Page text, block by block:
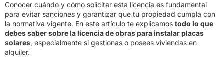
Conocer cuándo y cómo solicitar esta licencia es fundamental
para evitar sanciones y garantizar que tu propiedad cumpla con
la normativa vigente. En este artículo te explicamos todo lo que
debes saber sobre la licencia de obras para instalar placas
solares, especialmente si gestionas o posees viviendas en
alquiler.